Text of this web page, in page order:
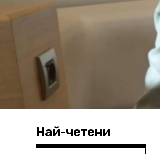
Най-четени